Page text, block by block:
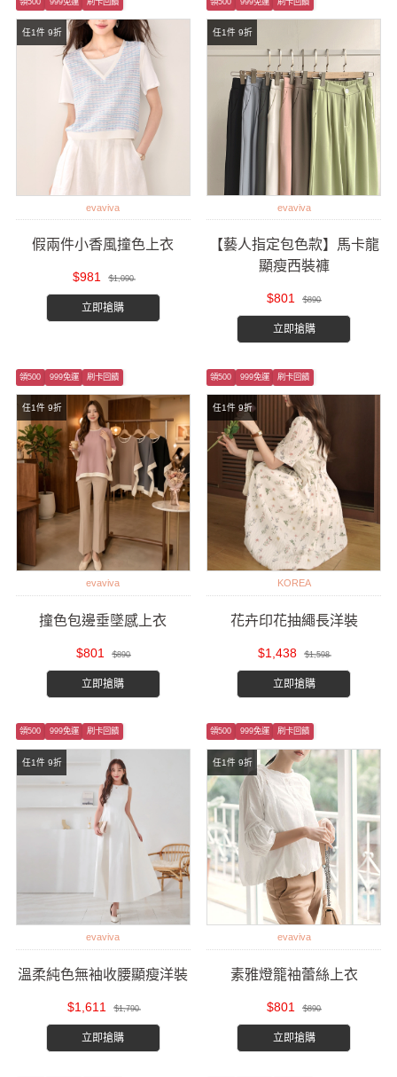
任1件 9折
evaviva
假兩件小香風撞色上衣
$981 $1,090
立即搶購
任1件 9折
evaviva
【藝人指定包色款】馬卡龍
顯瘦西裝褲
$801 $890
立即搶購
任1件 9折
領500 999免運 刷卡回饋
evaviva
撞色包邊垂墜感上衣
$801 $890
立即搶購
任1件 9折
領500 999免運 刷卡回饋
KOREA
花卉印花抽繩長洋裝
$1,438 $1,598
立即搶購
任1件 9折
領500 999免運 刷卡回饋
evaviva
溫柔純色無袖收腰顯瘦洋裝
$1,611 $1,790
立即搶購
任1件 9折
領500 999免運 刷卡回饋
evaviva
素雅燈籠袖蕾絲上衣
$801 $890
立即搶購